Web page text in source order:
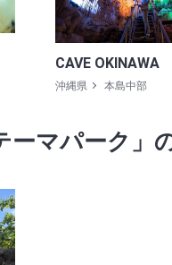
CAVE OKINAWA
沖縄県 本島中部
ーマパーク」